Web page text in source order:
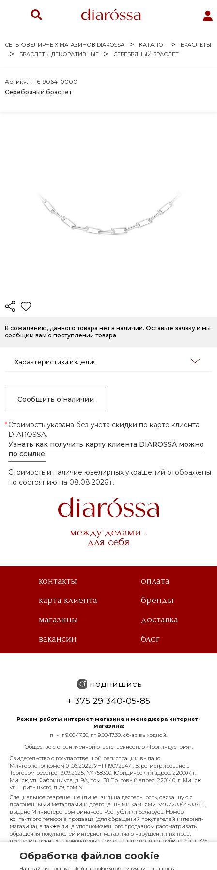
СЕТЬ ЮВЕЛИРНЫХ МАГАЗИНОВ DIAROSSA КАТАЛОГ
БРАСЛЕТЫ
БРАСЛЕТЫ ДЕКОРАТИВНЫЕ
СЕРЕБРЯНЫЙ БРАСЛЕТ
Серебряный браслет
Артикул: 6-9064-0000
К сожалению, данного товара нет в наличии. Оставьте заявку и мы
сообщим вам о поступлении товара
Характеристики изделия
Сообщить о наличии
*Стоимость указана без учёта скидки по карте клиента
DIAROSSA.
Узнать как получить карту клиента DIAROSSA можно
по ссылке.
Стоимость и наличие ювелирных украшений отображены
по состоянию на 08.08.2026 г.
между делами -
для себя
контакты
оплата
карта клиента
бренды
магазины
доставка
вакансии
блог
подпишись
+ 375 29 340-05-85
Режим работы интернет-магазина и менеджера интернет-
магазина:
пн-чт 9.00-17.30, пт 9.00-17.30, сб-вс выходной.
Общество с ограниченной ответственностью «Торгиндустрия».
Свидетельство о государственной регистрации выдано
Мингорисполкомом 01.06.2022. УНП 190729471. Зарегистрировано в
Торговом реестре 19.09.2025, № 758300. Юридический адрес: 220007, г.
Минск, ул. Фабрициуса, д. 9А, пом. 38 Почтовый адрес: 220140, г. Минск,
ул. Притыцкого, д.79, пом. 9
Специальное разрешение (лицензия) на деятельность, связанную с
драгоценными металлами и драгоценными камнями № 02200/21-00784,
выдано Министерством финансов Республики Беларусь. Номер
контактного телефона продавца (для обращений покупателей интернет-
магазина), а также лица уполномоченного продавцом рассматривать
обращения покупателей интернет-магазина о нарушении их прав,
предусмотренных законодательством о защите прав потребителей: + 375
управления по работе с обращениями граждан и юридических лиц
Минского городского исполнительного комитета, администрация
Обработка файлов cookie
Наш сайт использует файлы cookie чтобы улучшить ваш опыт